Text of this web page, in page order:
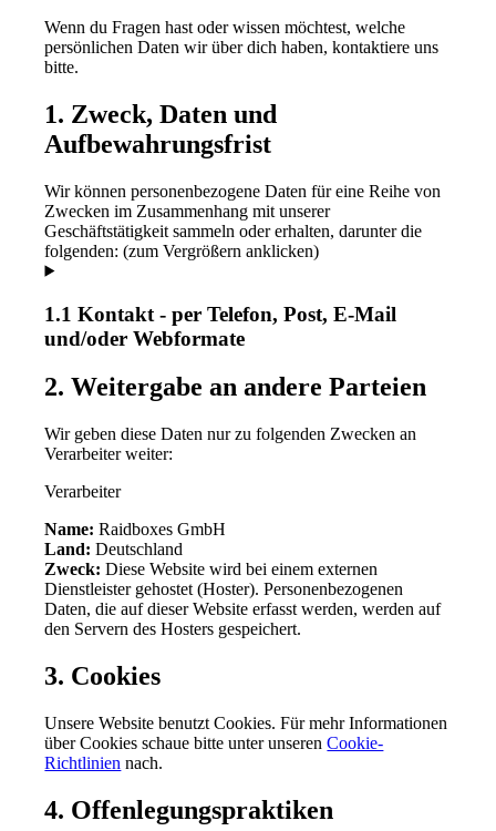
Wenn du Fragen hast oder wissen möchtest, welche
persönlichen Daten wir über dich haben, kontaktiere uns
bitte.
1. Zweck, Daten und
Aufbewahrungsfrist
Wir können personenbezogene Daten für eine Reihe von
Zwecken im Zusammenhang mit unserer
Geschäftstätigkeit sammeln oder erhalten, darunter die
folgenden: (zum Vergrößern anklicken)
1.1 Kontakt - per Telefon, Post, E-Mail
und/oder Webformate
2. Weitergabe an andere Parteien
Wir geben diese Daten nur zu folgenden Zwecken an
Verarbeiter weiter:
Verarbeiter
Name: Raidboxes GmbH
Land: Deutschland
Zweck: Diese Website wird bei einem externen
Dienstleister gehostet (Hoster). Personenbezogenen
Daten, die auf dieser Website erfasst werden, werden auf
den Servern des Hosters gespeichert.
3. Cookies
Unsere Website benutzt Cookies. Für mehr Informationen
über Cookies schaue bitte unter unserenCookie-
Richtlinien nach.
4. Offenlegungspraktiken